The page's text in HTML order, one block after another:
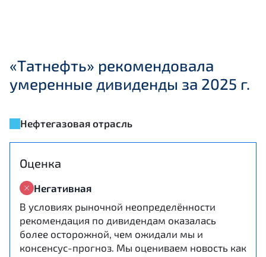
«Татнефть» рекомендовала
умеренные дивиденды за 2025 г.
Нефтегазовая отрасль
Оценка
Негативная
В условиях рыночной неопределённости
рекомендация по дивидендам оказалась
более осторожной, чем ожидали мы и
консенсус-прогноз. Мы оцениваем новость как